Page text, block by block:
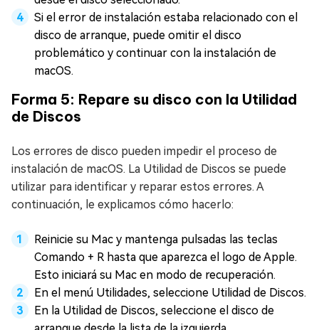
Si el error de instalación estaba relacionado con el
disco de arranque, puede omitir el disco
problemático y continuar con la instalación de
macOS.
Forma 5: Repare su disco con la Utilidad
de Discos
Los errores de disco pueden impedir el proceso de
instalación de macOS. La Utilidad de Discos se puede
utilizar para identificar y reparar estos errores. A
continuación, le explicamos cómo hacerlo:
Reinicie su Mac y mantenga pulsadas las teclas
Comando + R hasta que aparezca el logo de Apple.
Esto iniciará su Mac en modo de recuperación.
En el menú Utilidades, seleccione Utilidad de Discos.
En la Utilidad de Discos, seleccione el disco de